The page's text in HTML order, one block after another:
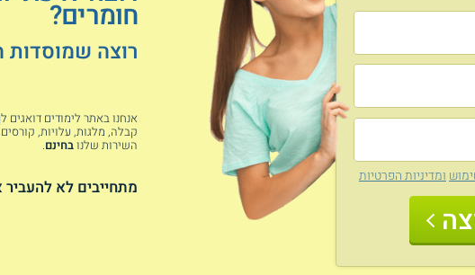
ומדיניות הפרטיות
חומרים?
רוצה שמוסדות
אנחנו באתר לימודים דואגים
קבלה, מלגות, עלויות,
השירות שלנובחינם.
מתחייבים לא